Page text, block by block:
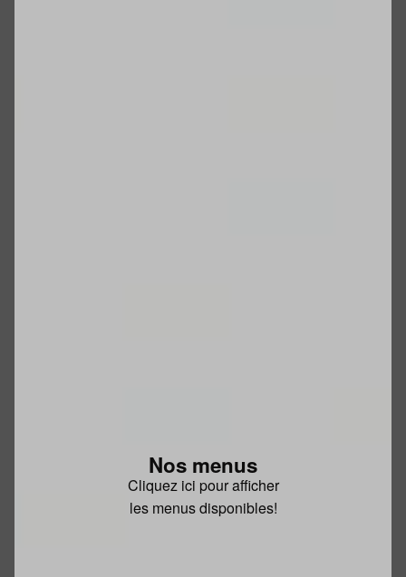
Nos menus
Cliquez ici pour afficher
les menus disponibles!